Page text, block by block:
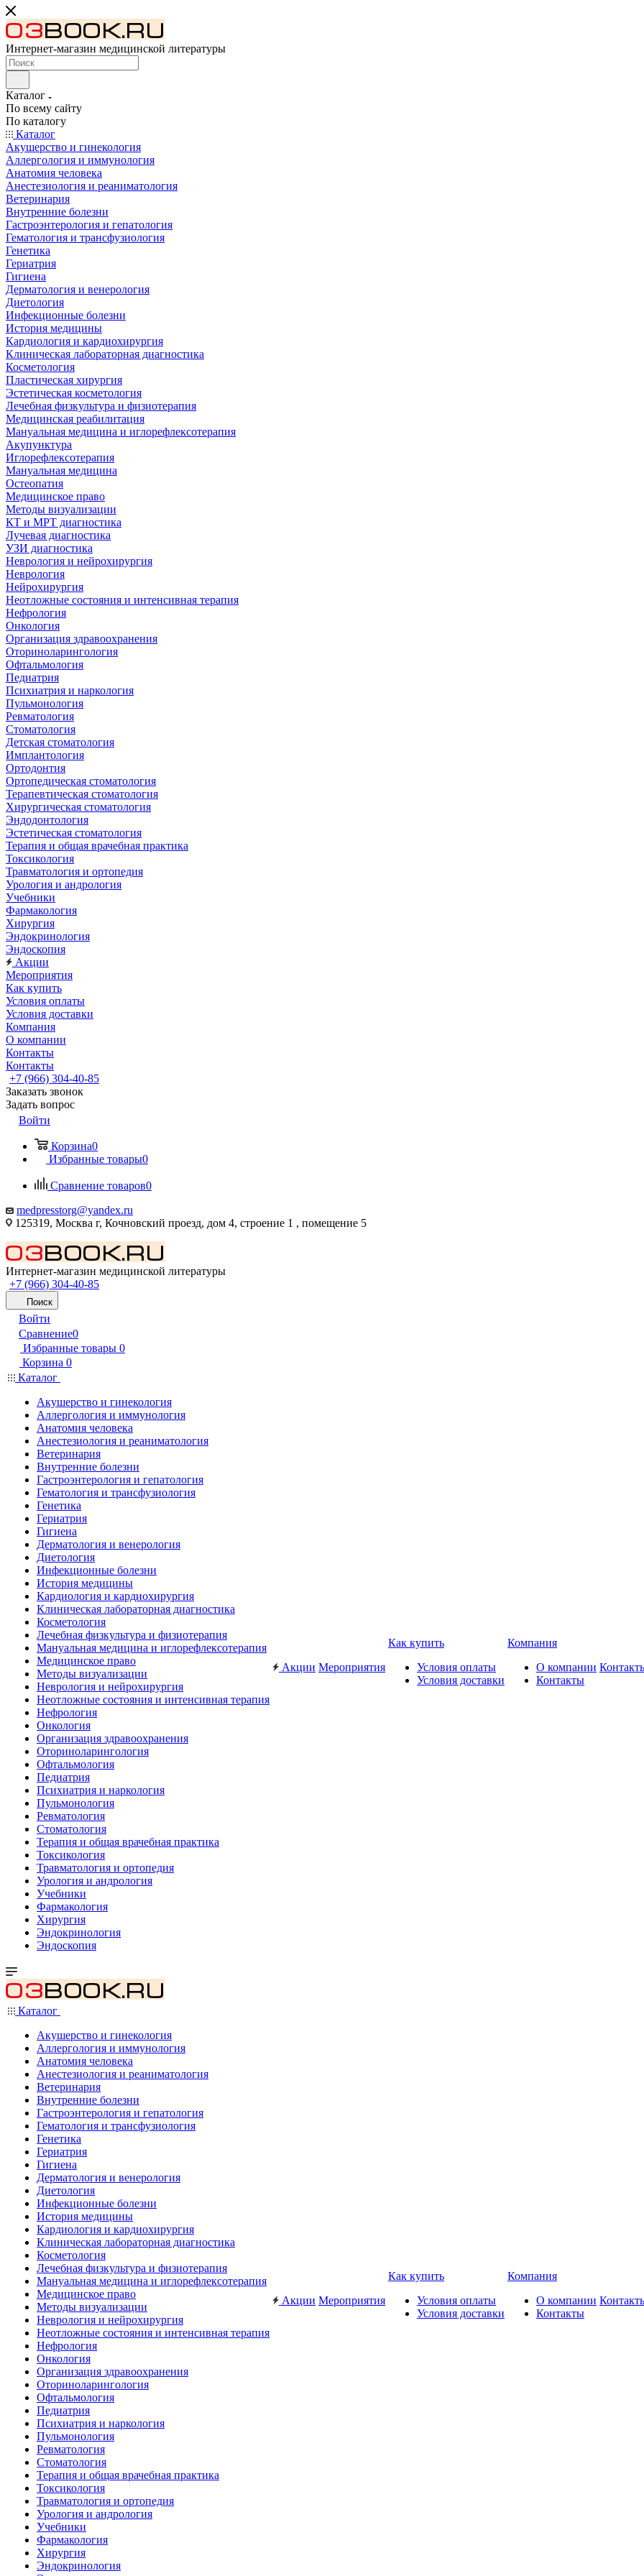
Интернет-магазин медицинской литературы
Каталог
По всему сайту
По каталогу
Каталог
Акушерство и гинекология
Аллергология и иммунология
Анатомия человека
Анестезиология и реаниматология
Ветеринария
Внутренние болезни
Гастроэнтерология и гепатология
Гематология и трансфузиология
Генетика
Гериатрия
Гигиена
Дерматология и венерология
Диетология
Инфекционные болезни
История медицины
Кардиология и кардиохирургия
Клиническая лабораторная диагностика
Косметология
Пластическая хирургия
Эстетическая косметология
Лечебная физкультура и физиотерапия
Медицинская реабилитация
Мануальная медицина и иглорефлексотерапия
Акупунктура
Иглорефлексотерапия
Мануальная медицина
Остеопатия
Медицинское право
Методы визуализации
КТ и МРТ диагностика
Лучевая диагностика
УЗИ диагностика
Неврология и нейрохирургия
Неврология
Нейрохирургия
Неотложные состояния и интенсивная терапия
Нефрология
Онкология
Организация здравоохранения
Оториноларингология
Офтальмология
Педиатрия
Психиатрия и наркология
Пульмонология
Ревматология
Стоматология
Детская стоматология
Имплантология
Ортодонтия
Ортопедическая стоматология
Терапевтическая стоматология
Хирургическая стоматология
Эндодонтология
Эстетическая стоматология
Терапия и общая врачебная практика
Токсикология
Травматология и ортопедия
Урология и андрология
Учебники
Фармакология
Хирургия
Эндокринология
Эндоскопия
Акции
Мероприятия
Как купить
Условия оплаты
Условия доставки
Компания
О компании
Контакты
Контакты
+7 (966) 304-40-85
Заказать звонок
Задать вопрос
Войти
Корзина0
Избранные товары0
Сравнение товаров0
medpresstorg@yandex.ru
125319, Москва г, Кочновский проезд, дом 4, строение 1 , помещение 5
Интернет-магазин медицинской литературы
+7 (966) 304-40-85
Поиск
Войти
Сравнение0
Избранные товары 0
Корзина 0
Каталог
Акушерство и гинекология
Аллергология и иммунология
Анатомия человека
Анестезиология и реаниматология
Ветеринария
Внутренние болезни
Гастроэнтерология и гепатология
Гематология и трансфузиология
Генетика
Гериатрия
Гигиена
Дерматология и венерология
Диетология
Инфекционные болезни
История медицины
Кардиология и кардиохирургия
Клиническая лабораторная диагностика
Косметология
Лечебная физкультура и физиотерапия
Мануальная медицина и иглорефлексотерапия
Медицинское право
Методы визуализации
Неврология и нейрохирургия
Неотложные состояния и интенсивная терапия
Нефрология
Онкология
Организация здравоохранения
Оториноларингология
Офтальмология
Педиатрия
Психиатрия и наркология
Пульмонология
Ревматология
Стоматология
Терапия и общая врачебная практика
Токсикология
Травматология и ортопедия
Урология и андрология
Учебники
Фармакология
Хирургия
Эндокринология
Эндоскопия
Акции Мероприятия
Как купить
Условия оплаты
Условия доставки
Компания
О компании
Контакты
Каталог
Акушерство и гинекология
Аллергология и иммунология
Анатомия человека
Анестезиология и реаниматология
Ветеринария
Внутренние болезни
Гастроэнтерология и гепатология
Гематология и трансфузиология
Генетика
Гериатрия
Гигиена
Дерматология и венерология
Диетология
Инфекционные болезни
История медицины
Кардиология и кардиохирургия
Клиническая лабораторная диагностика
Косметология
Лечебная физкультура и физиотерапия
Мануальная медицина и иглорефлексотерапия
Медицинское право
Методы визуализации
Неврология и нейрохирургия
Неотложные состояния и интенсивная терапия
Нефрология
Онкология
Организация здравоохранения
Оториноларингология
Офтальмология
Педиатрия
Психиатрия и наркология
Пульмонология
Ревматология
Стоматология
Терапия и общая врачебная практика
Токсикология
Травматология и ортопедия
Урология и андрология
Учебники
Фармакология
Хирургия
Эндокринология
Акции Мероприятия
Как купить
Условия оплаты
Условия доставки
Компания
О компании
Контакты